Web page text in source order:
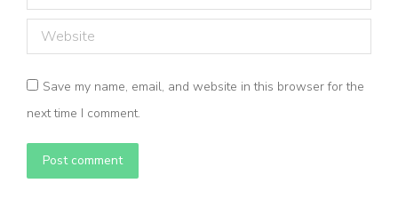
Website
Save my name, email, and website in this browser for the
next time I comment.
Post comment